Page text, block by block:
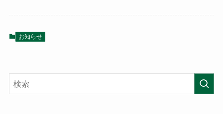
お知らせ